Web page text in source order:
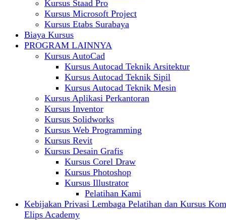
Kursus Staad Pro
Kursus Microsoft Project
Kursus Etabs Surabaya
Biaya Kursus
PROGRAM LAINNYA
Kursus AutoCad
Kursus Autocad Teknik Arsitektur
Kursus Autocad Teknik Sipil
Kursus Autocad Teknik Mesin
Kursus Aplikasi Perkantoran
Kursus Inventor
Kursus Solidworks
Kursus Web Programming
Kursus Revit
Kursus Desain Grafis
Kursus Corel Draw
Kursus Photoshop
Kursus Illustrator
Pelatihan Kami
Kebijakan Privasi Lembaga Pelatihan dan Kursus
Elips Academy